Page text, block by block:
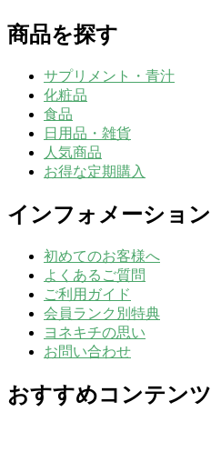
商品を探す
サプリメント・青汁
化粧品
食品
日用品・雑貨
人気商品
お得な定期購入
インフォメーション
初めてのお客様へ
よくあるご質問
ご利用ガイド
会員ランク別特典
ヨネキチの思い
お問い合わせ
おすすめコンテンツ